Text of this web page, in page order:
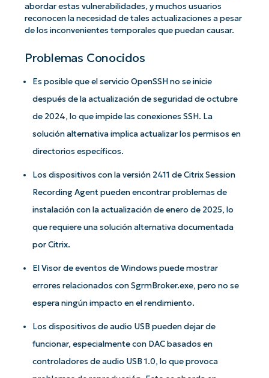
abordar estas vulnerabilidades, y muchos usuarios
reconocen la necesidad de tales actualizaciones a pesar
de los inconvenientes temporales que puedan causar.
Problemas Conocidos
Es posible que el servicio OpenSSH no se inicie
después de la actualización de seguridad de octubre
de 2024, lo que impide las conexiones SSH. La
solución alternativa implica actualizar los permisos en
directorios específicos.
Los dispositivos con la versión 2411 de Citrix Session
Recording Agent pueden encontrar problemas de
instalación con la actualización de enero de 2025, lo
que requiere una solución alternativa documentada
por Citrix.
El Visor de eventos de Windows puede mostrar
errores relacionados con SgrmBroker.exe, pero no se
espera ningún impacto en el rendimiento.
Los dispositivos de audio USB pueden dejar de
funcionar, especialmente con DAC basados en
controladores de audio USB 1.0, lo que provoca
¡Empiece con los análisis de KB
basados en IA de NinjaOne!